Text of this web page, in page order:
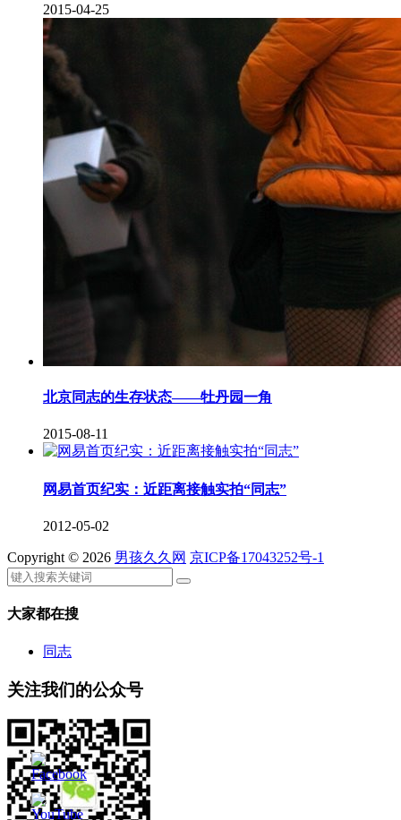
2015-04-25
北京同志的生存状态——牡丹园一角
2015-08-11
网易首页纪实：近距离接触实拍“同志”
2012-05-02
Copyright © 2026 男孩久久网 京ICP备17043252号-1
大家都在搜
同志
关注我们的公众号